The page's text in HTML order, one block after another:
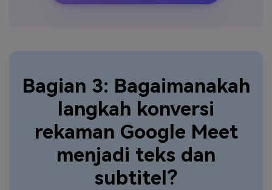
Bagian 3: Bagaimanakah
langkah konversi
rekaman Google Meet
menjadi teks dan
subtitel?